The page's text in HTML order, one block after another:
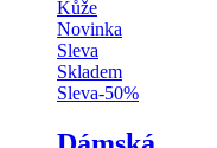
Kůže
Novinka
Sleva
Skladem
Sleva-50%